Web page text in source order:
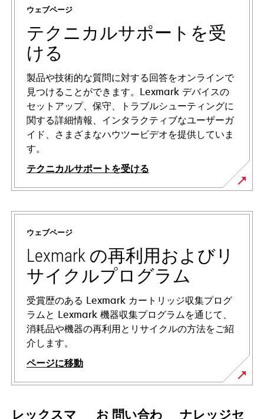
ウェブページ
テクニカルサポートを受
ける
製品や技術的な質問に対する回答をオンラインで
見つけることができます。Lexmark デバイスの
セットアップ、保守、トラブルシューティングに
関する詳細情報、インタラクティブなユーザーガ
イド、さまざまなハウツービデオを提供していま
す。
テクニカルサポートを受ける
新
し
ウェブページ
Lexmark の再利用およびリ
サイクルプログラム
受賞歴のある Lexmark カートリッジ収集プログ
ラムと Lexmark 機器収集プログラムを通じて、
消耗品や機器の再利用とリサイクルの方法をご紹
介します。
ページに移動
レックスマ お 問い合わ ナレッジセ